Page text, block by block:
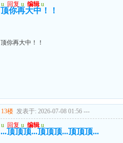
u 回复 u 编辑 u
顶你再大中！！
顶你再大中！！
13楼 发表于: 2026-07-08 01:56 ---
u 回复 u 编辑 u
...顶顶顶...顶顶顶...顶顶顶...